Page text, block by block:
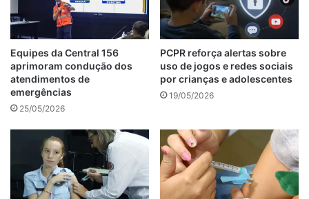
Equipes da Central 156
aprimoram condução dos
atendimentos de
emergências
25/05/2026
PCPR reforça alertas sobre
uso de jogos e redes sociais
por crianças e adolescentes
19/05/2026